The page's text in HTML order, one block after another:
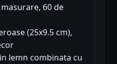
60 de
(25x9.5 cm),
lemn combinata cu